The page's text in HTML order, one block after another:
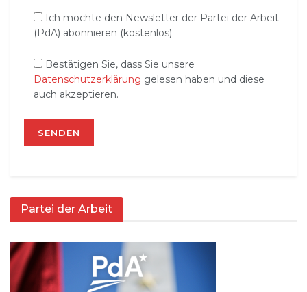
Ich möchte den Newsletter der Partei der Arbeit
(PdA) abonnieren (kostenlos)
Bestätigen Sie, dass Sie unsere
Datenschutzerklärung gelesen haben und diese
auch akzeptieren.
Partei der Arbeit